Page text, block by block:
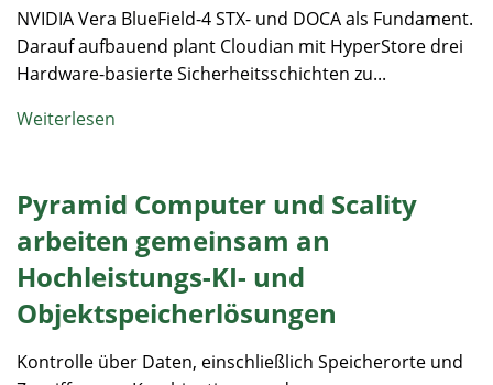
NVIDIA Vera BlueField-4 STX- und DOCA als Fundament.
Darauf aufbauend plant Cloudian mit HyperStore drei
Hardware-basierte Sicherheitsschichten zu...
Weiterlesen
Pyramid Computer und Scality
arbeiten gemeinsam an
Hochleistungs-KI- und
Objektspeicherlösungen
Kontrolle über Daten, einschließlich Speicherorte und